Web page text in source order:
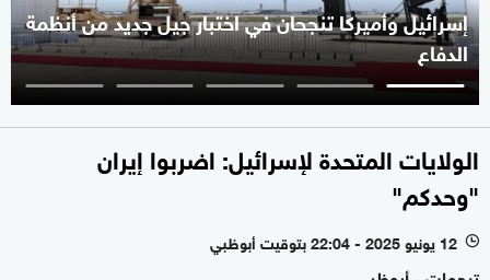
إسرائيل وأميركا تنجحان في اختبار جيل جديد من أنظمة
الدفاع
الولايات المتحدة لإسرائيل: اضربوا إيران
"وحدكم"
l 12 يونيو 2025 - 22:04 بتوقيت أبوظبي